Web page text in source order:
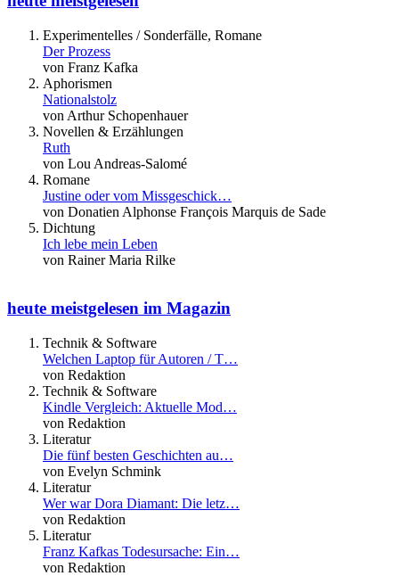
Experimentelles / Sonderfälle, Romane
Der Prozess
von Franz Kafka
Aphorismen
Nationalstolz
von Arthur Schopenhauer
Novellen & Erzählungen
Ruth
von Lou Andreas-Salomé
Romane
Justine oder vom Missgeschick…
von Donatien Alphonse François Marquis de Sade
Dichtung
Ich lebe mein Leben
von Rainer Maria Rilke
heute meistgelesen im Magazin
Technik & Software
Welchen Laptop für Autoren / T…
von Redaktion
Technik & Software
Kindle Vergleich: Aktuelle Mod…
von Redaktion
Literatur
Die fünf besten Geschichten au…
von Evelyn Schmink
Literatur
Wer war Dora Diamant: Die letz…
von Redaktion
Literatur
Franz Kafkas Todesursache: Ein…
von Redaktion